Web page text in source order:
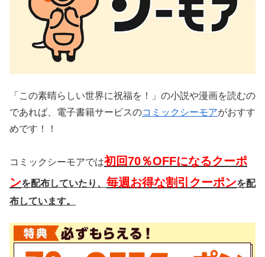
「この素晴らしい世界に祝福を！」の小説や漫画を読むの
であれば、電子書籍サービスのコミックシーモアがおすす
めです！！
コミックシーモアでは初回70％OFFになるクーポ
ンを配布していたり、 毎週お得な割引クーポンを配
布しています。